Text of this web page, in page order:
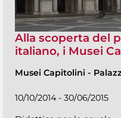
Alla scoperta del
italiano, i Musei
Musei Capitolini -
10/10/2014 - 30/06/2015